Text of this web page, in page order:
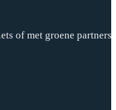
of met groene partners